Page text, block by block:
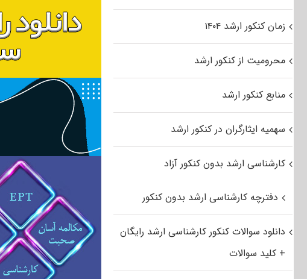
زمان کنکور ارشد ۱۴۰۴
محرومیت از کنکور ارشد
منابع کنکور ارشد
سهمیه ایثارگران در کنکور ارشد
کارشناسی ارشد بدون کنکور آزاد
دفترچه کارشناسی ارشد بدون کنکور
دانلود سوالات کنکور کارشناسی ارشد رایگان
+ کلید سوالات